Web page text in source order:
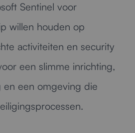
Sentinel voor
willen houden op
activiteiten en security
een slimme inrichting,
een omgeving die